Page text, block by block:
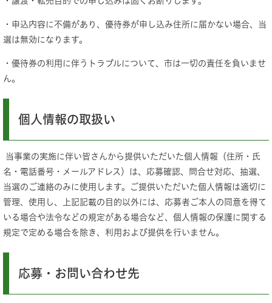
・申込内容に不備があり、優待券が申し込み住所に届かない場合、当
選は無効になります。
・優待券の利用に伴うトラブルについて、市は一切の責任を負いませ
ん。
個人情報の取扱い
当事業の実施に伴い皆さんから提供いただいた個人情報（住所・氏
名・電話番号・メールアドレス）は、応募確認、問合せ対応、抽選、
当選のご連絡のみに使用します。ご提供いただいた個人情報は適切に
管理、使用し、上記記載の目的以外には、応募者ご本人の同意を得て
いる場合や法令などの規定がある場合など、個人情報の保護に関する
規定で定める場合を除き、利用および提供を行いません。
応募・お問い合わせ先